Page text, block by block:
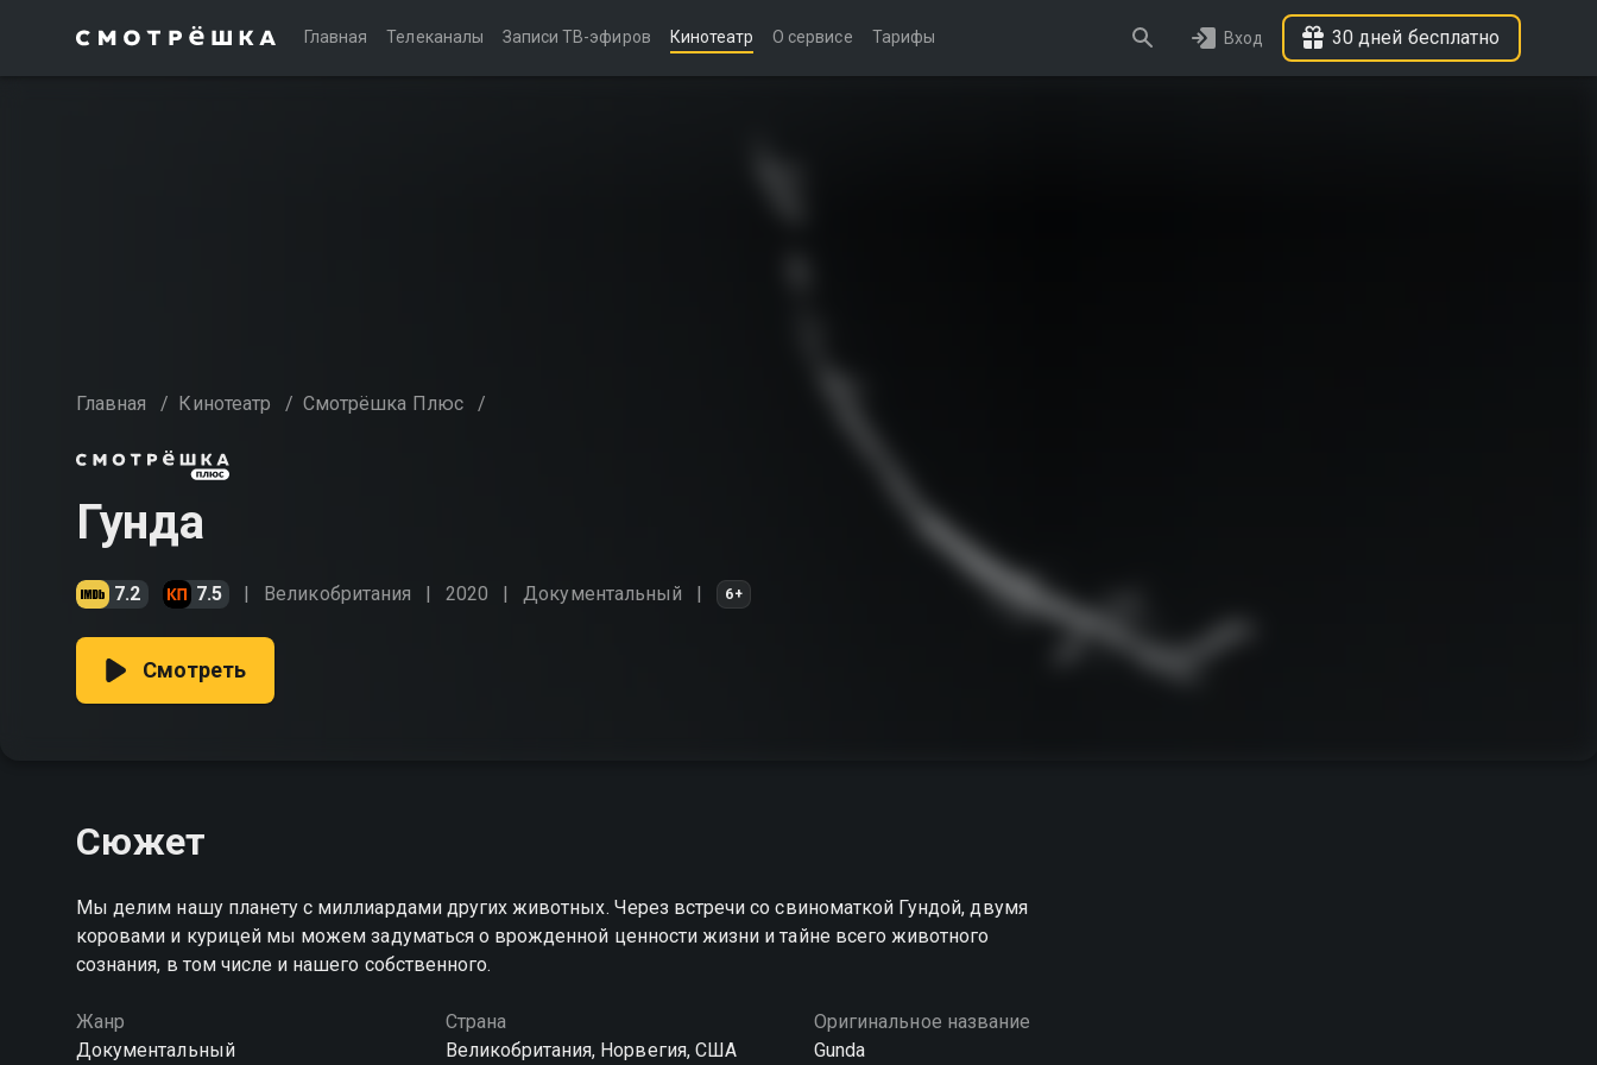
Главная Телеканалы Записи ТВ-эфиров Кинотеатр О сервисе Тарифы Вход 30 дней бесплатно
Главная / Кинотеатр / Смотрёшка Плюс /
Гунда
7.2 7.5 Великобритания 2020 Документальный 6+
Смотреть
Сюжет
Мы делим нашу планету с миллиардами других животных. Через встречи со свиноматкой Гундой, двумя
коровами и курицей мы можем задуматься о врожденной ценности жизни и тайне всего животного
сознания, в том числе и нашего собственного.
Жанр
Документальный
Страна
Великобритания, Норвегия, США
Оригинальное название
Gunda